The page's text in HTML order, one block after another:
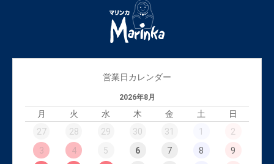
営業日カレンダー
2026年8月
月 火 水 木 金 土
日
27
28 29 30 31 1
2
3
4 5 6 7 8
9